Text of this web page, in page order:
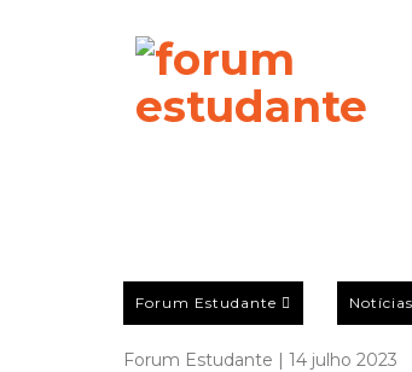
Forum Estudante Notícias
Forum Estudante | 14 julho 2023